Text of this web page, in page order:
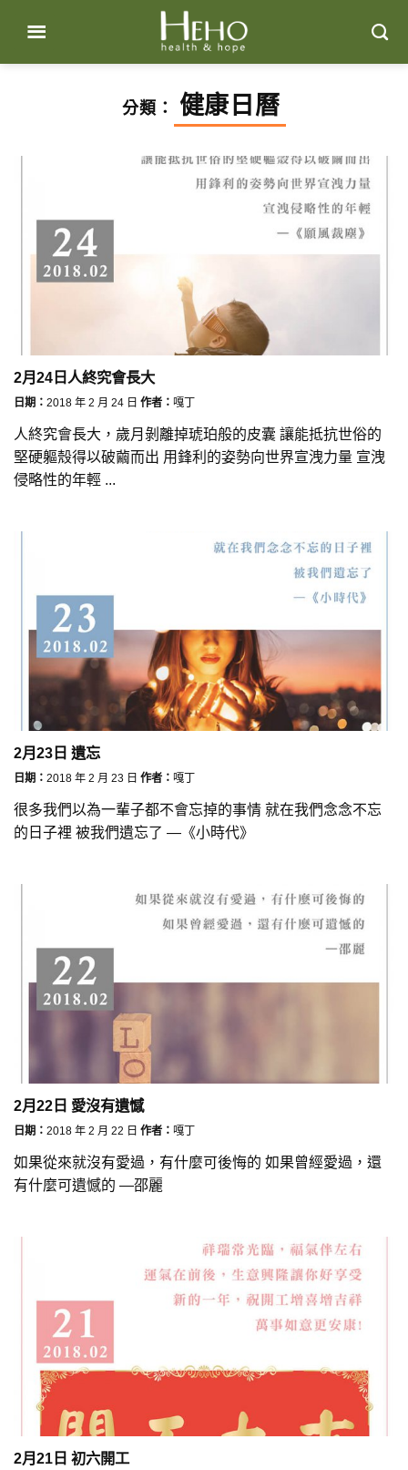
content
分類： 健康日曆
2月24日人終究會長大
日期： 2018 年 2 月 24 日 作者： 嘎丁
人終究會長大，歲月剝離掉琥珀般的皮囊 讓能抵抗世俗的
堅硬軀殼得以破繭而出 用鋒利的姿勢向世界宣洩力量 宣洩
侵略性的年輕 ...
2月23日 遺忘
日期： 2018 年 2 月 23 日 作者： 嘎丁
很多我們以為一輩子都不會忘掉的事情 就在我們念念不忘
的日子裡 被我們遺忘了 —《小時代》
2月22日 愛沒有遺憾
日期： 2018 年 2 月 22 日 作者： 嘎丁
如果從來就沒有愛過，有什麼可後悔的 如果曾經愛過，還
有什麼可遺憾的 —邵麗
2月21日 初六開工